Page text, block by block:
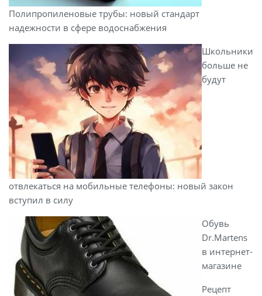
Полипропиленовые трубы: новый стандарт
надежности в сфере водоснабжения
Школьники
больше не
будут
отвлекаться на мобильные телефоны: новый закон
вступил в силу
Обувь
Dr.Martens
в интернет-
магазине
Рецепт